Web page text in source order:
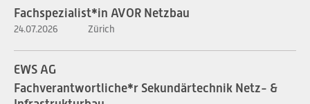
Fachspezialist*in AVOR Netzbau
24.07.2026 Zürich
EWS AG
Fachverantwortliche*r Sekundärtechnik Netz- &